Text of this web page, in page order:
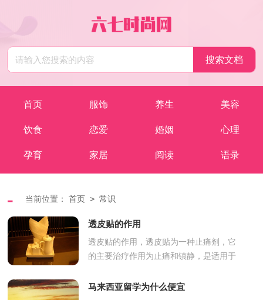
首页 服饰 养生 美容
饮食 恋爱 婚姻 心理
孕育 家居 阅读 语录
当前位置： 首页 > 常识
透皮贴的作用
透皮贴的作用，透皮贴为一种止痛剂，它
的主要治疗作用为止痛和镇静，是适用于
无法耐受肌肉注射的患者最佳选...
马来西亚留学为什么便宜